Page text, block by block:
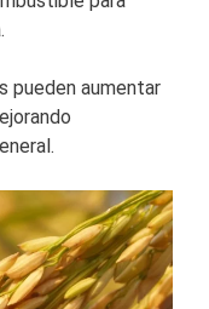
pueden aumentar